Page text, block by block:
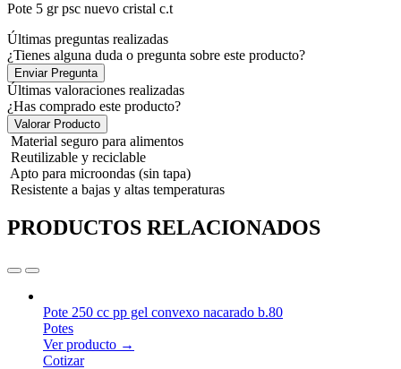
Pote 5 gr psc nuevo cristal c.t
Últimas preguntas realizadas
¿Tienes alguna duda o pregunta sobre este producto?
Enviar Pregunta
Últimas valoraciones realizadas
¿Has comprado este producto?
Valorar Producto
Material seguro para alimentos
Reutilizable y reciclable
Apto para microondas (sin tapa)
Resistente a bajas y altas temperaturas
PRODUCTOS RELACIONADOS
Pote 250 cc pp gel convexo nacarado b.80
Potes
Ver producto →
Cotizar